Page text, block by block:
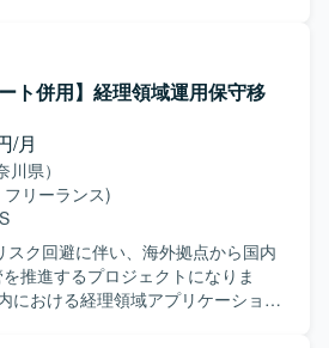
となり、将来的に他セクションや
他プロジェクトへの異動や、マネジ
も可能です。 【求める人物
アドベンチャーゲームへの強い興
体的に課題を発見し解決しながら
を求めています。チームでのもの
鋭な環境で職能にこだわらず幅広
りがいを感じていただける方を歓
発からインディーゲーム開発ま
に企画初期段階から運用・海外展
ト併用】経理領域運用保守移
/月
県）
リーランス)
スク回避に伴い、海外拠点から国内
推進するプロジェクトになりま